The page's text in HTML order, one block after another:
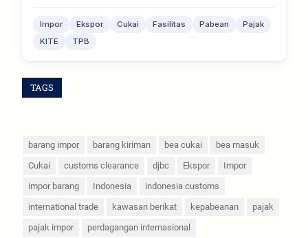
Impor Ekspor Cukai Fasilitas Pabean
Pajak
KITE
TPB
TAGS
barang impor barang kiriman bea cukai
bea masuk
Cukai
customs clearance djbc Ekspor
Impor
impor barang
Indonesia
indonesia customs
international trade
kawasan berikat kepabeanan
pajak
pajak impor
perdagangan internasional